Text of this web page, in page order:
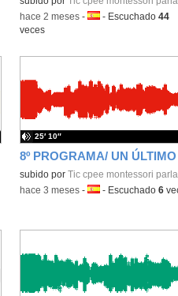
-hace 2 meses- Idioma:
- Escuchado 44
veces
Contenido educativo.
subido por Tic cpee montessori parla
25′ 10″
-hace 3 meses- Idioma:
- Escuchado 6